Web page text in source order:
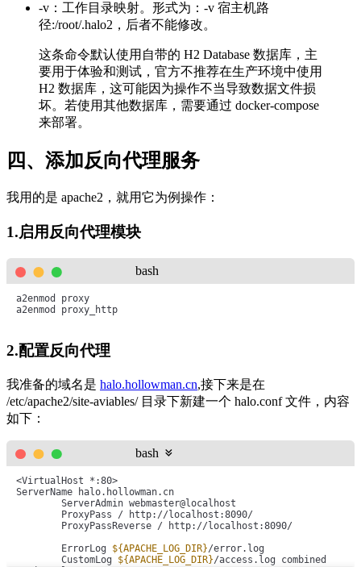
-v：工作目录映射。形式为：-v 宿主机路
径:/root/.halo2，后者不能修改。
这条命令默认使用自带的 H2 Database 数据库，主
要用于体验和测试，官方不推荐在生产环境中使用
H2 数据库，这可能因为操作不当导致数据文件损
坏。若使用其他数据库，需要通过 docker-compose
来部署。
四、添加反向代理服务
我用的是 apache2，就用它为例操作：
1.启用反向代理模块
bash
a2enmod proxy
a2enmod proxy_http
2.配置反向代理
我准备的域名是 halo.hollowman.cn,接下来是在
/etc/apache2/site-aviables/ 目录下新建一个 halo.conf 文件，内容
如下：
bash
<VirtualHost *:80>
ServerName halo.hollowman.cn
        ServerAdmin webmaster@localhost
        ProxyPass / http://localhost:8090/
        ProxyPassReverse / http://localhost:8090/
        ErrorLog
${APACHE_LOG_DIR}/error.log
        CustomLog
${APACHE_LOG_DIR}/access.log combined